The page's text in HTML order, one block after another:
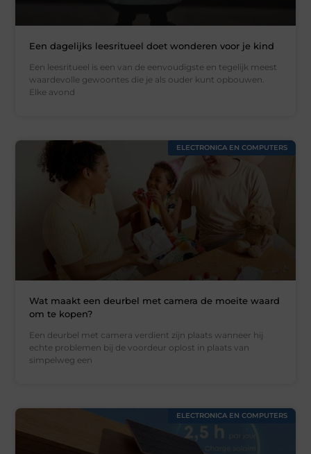
Een dagelijks leesritueel doet wonderen voor je kind
Een leesritueel is een van de eenvoudigste en tegelijk meest
waardevolle gewoontes die je als ouder kunt opbouwen.
Elke avond
ELECTRONICA EN COMPUTERS
Wat maakt een deurbel met camera de moeite waard
om te kopen?
Een deurbel met camera verdient zijn plaats wanneer hij
echte problemen bij de voordeur oplost in plaats van
simpelweg een
ELECTRONICA EN COMPUTERS